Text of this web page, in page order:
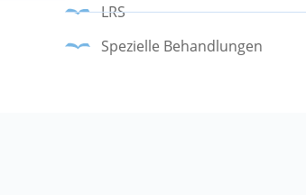
LRS
Spezielle Behandlungen